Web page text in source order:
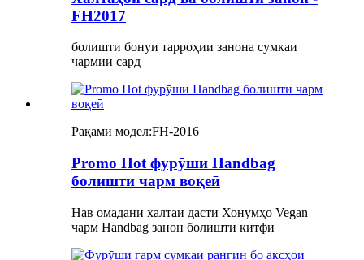
FH2017
болишти бонуи тарроҳии занона сумкаи
чармии сард
Рақами модел:FH-2016
Promo Hot фурӯши Handbag
болишти чарм воқеӣ
Нав омадани халтаи дасти Хонумҳо Vegan
чарм Handbag занон болишти китфи